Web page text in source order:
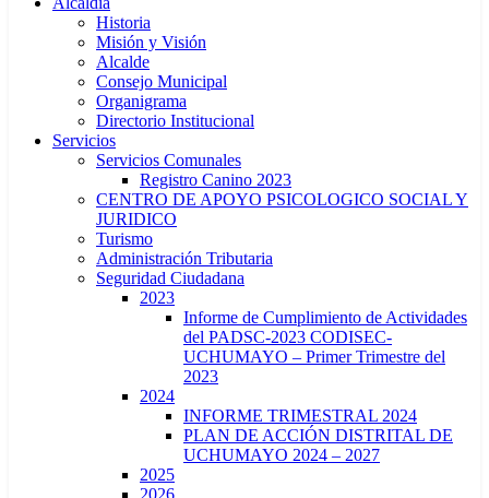
Historia
Misión y Visión
Alcalde
Consejo Municipal
Organigrama
Directorio Institucional
Servicios
Servicios Comunales
Registro Canino 2023
CENTRO DE APOYO PSICOLOGICO SOCIAL Y
JURIDICO
Turismo
Administración Tributaria
Seguridad Ciudadana
2023
Informe de Cumplimiento de Actividades
del PADSC-2023 CODISEC-
UCHUMAYO – Primer Trimestre del
2023
2024
INFORME TRIMESTRAL 2024
PLAN DE ACCIÓN DISTRITAL DE
UCHUMAYO 2024 – 2027
2025
2026